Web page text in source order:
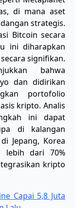
di mana aset
strategis.
Bitcoin secara
ini diharapkan
signifikan.
bahwa
dan didirikan
portofolio
kripto. Analis
ini dapat
di kalangan
Jepang, Korea
lebih dari 70%
kripto
Capai 5,8 Juta